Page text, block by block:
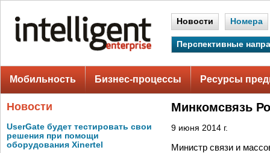
Новости Номера
Перспективные
Мобильность Бизнес-процессы Ресурсы
Новости
UserGate будет тестировать свои
решения при помощи
оборудования Xinertel
Минкомсвязь
9 июня 2014 г.
Министр связи и